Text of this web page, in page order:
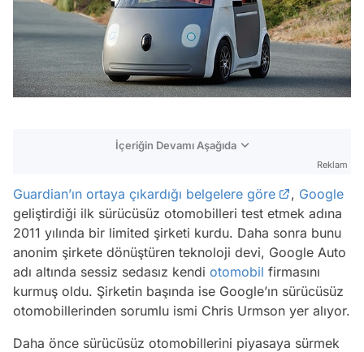
İçeriğin Devamı Aşağıda
Reklam
Guardian’ın ortaya çıkardığı belgelere göre , Google
geliştirdiği ilk sürücüsüz otomobilleri test etmek adına
2011 yılında bir limited şirketi kurdu. Daha sonra bunu
anonim şirkete dönüştüren teknoloji devi, Google Auto
adı altında sessiz sedasız kendi otomobil firmasını
kurmuş oldu. Şirketin başında ise Google’ın sürücüsüz
otomobillerinden sorumlu ismi Chris Urmson yer alıyor.
Daha önce sürücüsüz otomobillerini piyasaya sürmek